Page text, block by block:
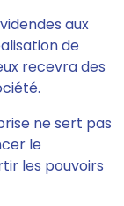
aux
de
recevra des
ne sert pas
le
les pouvoirs